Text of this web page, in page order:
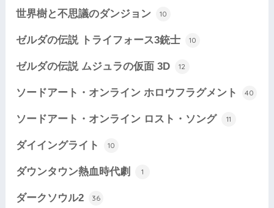
世界樹と不思議のダンジョン 10
ゼルダの伝説 トライフォース3銃士 10
ゼルダの伝説 ムジュラの仮面 3D 12
ソードアート・オンライン ホロウフラグメント 40
ソードアート・オンライン ロスト・ソング 11
ダイイングライト 10
ダウンタウン熱血時代劇 1
ダークソウル2 36